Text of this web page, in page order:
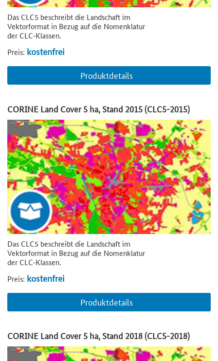
Das CLC5 beschreibt die Landschaft im
Vektorformat in Bezug auf die Nomenklatur
der CLC-Klassen.
Preis: kostenfrei
Produktdetails
CORINE Land Cover 5 ha, Stand 2015 (CLC5-2015)
Das CLC5 beschreibt die Landschaft im
Vektorformat in Bezug auf die Nomenklatur
der CLC-Klassen.
Preis: kostenfrei
Produktdetails
CORINE Land Cover 5 ha, Stand 2018 (CLC5-2018)